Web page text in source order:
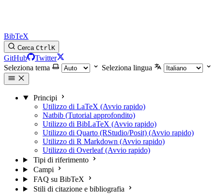
BibTeX
Cerca CtrlK
GitHub
Twitter
Seleziona tema
Seleziona lingua
Principi
Utilizzo di LaTeX (Avvio rapido)
Natbib (Tutorial approfondito)
Utilizzo di BibLaTeX (Avvio rapido)
Utilizzo di Quarto (RStudio/Posit) (Avvio rapido)
Utilizzo di R Markdown (Avvio rapido)
Utilizzo di Overleaf (Avvio rapido)
Tipi di riferimento
Campi
FAQ su BibTeX
Stili di citazione e bibliografia